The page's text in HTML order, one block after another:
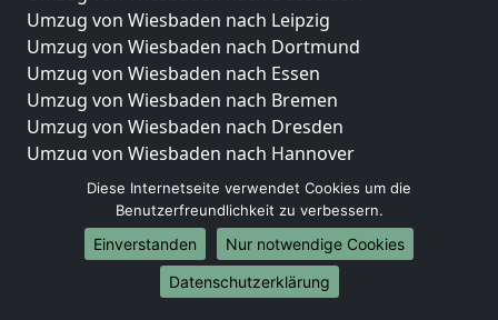
Umzug von Wiesbaden nach Leipzig
Umzug von Wiesbaden nach Dortmund
Umzug von Wiesbaden nach Essen
Umzug von Wiesbaden nach Bremen
Umzug von Wiesbaden nach Dresden
Umzug von Wiesbaden nach Hannover
Umzug von Wiesbaden nach Nürnberg
Umzug von Wiesbaden nach Duisburg
Umzug von Wiesbaden nach Bochum
Umzug von Wiesbaden nach Wuppertal
Umzug von Wiesbaden nach Bielefeld
Diese Internetseite verwendet Cookies um die
Benutzerfreundlichkeit zu verbessern.
Einverstanden
Nur notwendige Cookies
Datenschutzerklärung